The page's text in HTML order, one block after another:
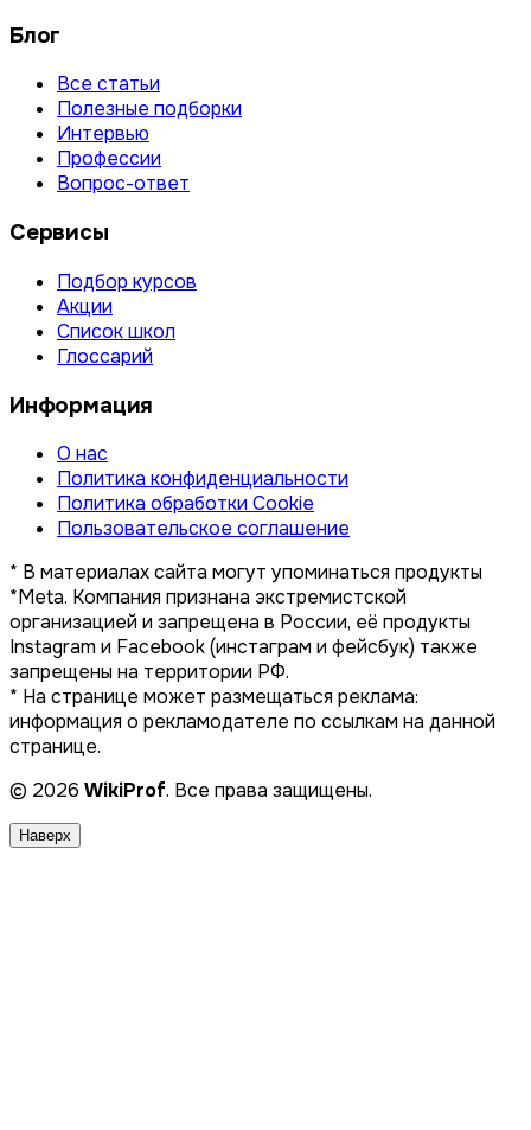
Блог
Все статьи
Полезные подборки
Интервью
Профессии
Вопрос-ответ
Сервисы
Подбор курсов
Акции
Список школ
Глоссарий
Информация
О нас
Политика конфиденциальности
Политика обработки Cookie
Пользовательское соглашение
* В материалах сайта могут упоминаться продукты
*Meta. Компания признана экстремистской
организацией и запрещена в России, её продукты
Instagram и Facebook (инстаграм и фейсбук) также
запрещены на территории РФ.
* На странице может размещаться реклама:
информация о рекламодателе по ссылкам на данной
странице.
© 2026 WikiProf. Все права защищены.
Наверх